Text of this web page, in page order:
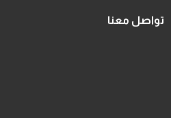
تواصل معنا